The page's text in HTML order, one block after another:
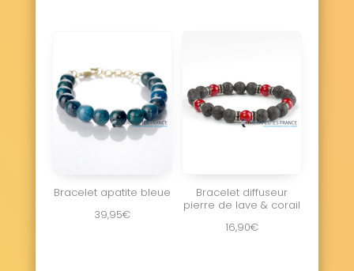
Bracelet apatite bleue
39,95€
Bracelet diffuseur
pierre de lave & corail
16,90€